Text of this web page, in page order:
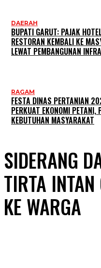
DAERAH
BUPATI GARUT: PAJAK
RESTORAN KEMBALI KE
LEWAT PEMBANGUNAN
RAGAM
FESTA DINAS PERTANIAN
PERKUAT EKONOMI PETANI,
KEBUTUHAN MASYARAKAT
SIDERANG
TIRTA
KE WARGA